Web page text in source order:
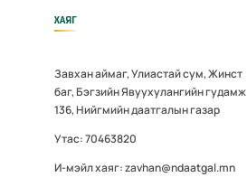
ХАЯГ
Завхан аймаг, Улиастай сум, Жинст
баг, Бэгзийн Явуухулангийн гудамж
136, Нийгмийн даатгалын газар
Утас: 70463820
И-мэйл хаяг: zavhan@ndaatgal.mn